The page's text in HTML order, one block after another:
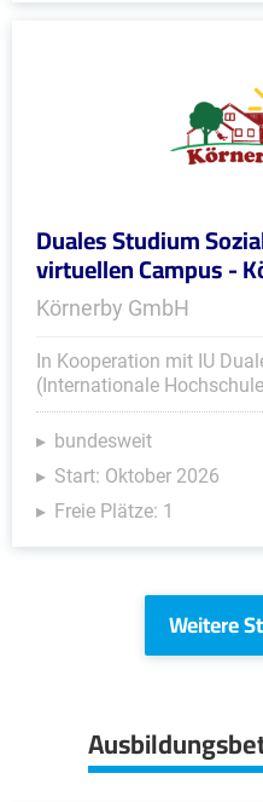
Duales Studium
virtuellen Campus -
Körnerby GmbH
In Kooperation mit IU
(Internationale
bundesweit
Start: Oktober 2026
Freie Plätze: 1
Weitere